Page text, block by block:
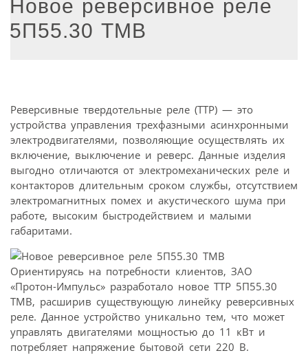
Новое реверсивное реле
5П55.30 ТМВ
Реверсивные твердотельные реле (ТТР) — это
устройства управления трехфазными асинхронными
электродвигателями, позволяющие осуществлять их
включение, выключение и реверс. Данные изделия
выгодно отличаются от электромеханических реле и
контакторов длительным сроком службы, отсутствием
электромагнитных помех и акустического шума при
работе, высоким быстродействием и малыми
габаритами.
Ориентируясь на потребности клиентов, ЗАО
«Протон-Импульс» разработало новое ТТР 5П55.30
ТМВ, расширив существующую линейку реверсивных
реле. Данное устройство уникально тем, что может
управлять двигателями мощностью до 11 кВт и
потребляет напряжение бытовой сети 220 В.